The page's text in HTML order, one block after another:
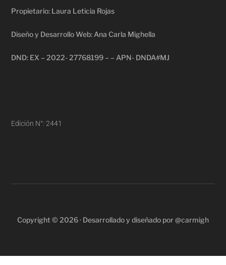
Propietario: Laura Leticia Rojas
Diseño y Desarrollo Web: Ana Carla Mighella
DND: EX – 2022- 27768199 – – APN- DNDA#MJ
Edición N°: 2441
Copyright © 2026 · Desarrollado y diseñado por @carmigh